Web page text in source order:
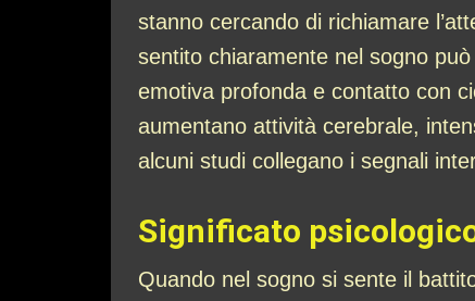
stanno cercando di richiamare
sentito chiaramente nel sogno
emotiva profonda e contatto con
aumentano attività cerebrale,
alcuni studi collegano i segnali
Significato
Quando nel sogno si sente il